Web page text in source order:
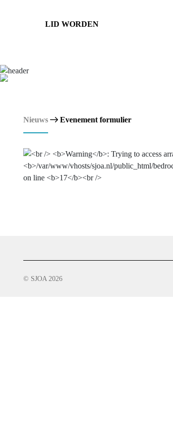
LID WORDEN
Nieuws Evenement formulier
© SJOA 2026